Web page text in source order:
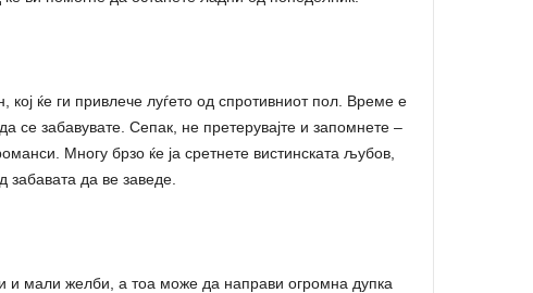
кој ќе ги привлече луѓето од спротивниот пол. Време е
се забавувате. Сепак, не претерувајте и запомнете –
Многу брзо ќе ја сретнете вистинската љубов,
забавата да ве заведе.
и мали желби, а тоа може да направи огромна дупка